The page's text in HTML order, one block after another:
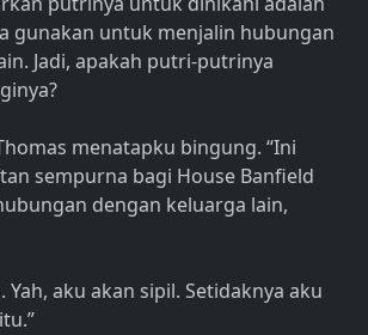
gunakan untuk menjalin hubungan
Jadi, apakah putri-putrinya
menatapku bingung. “Ini
sempurna bagi House Banfield
dengan keluarga lain,
Yah, aku akan sipil. Setidaknya aku